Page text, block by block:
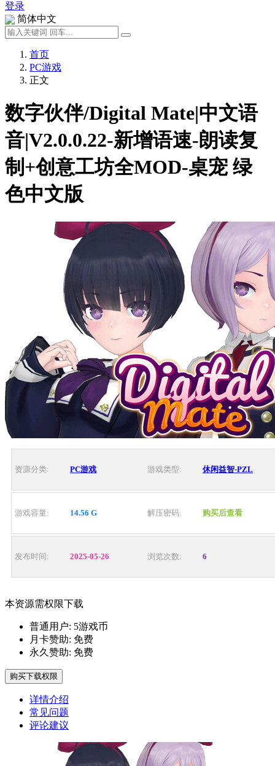
登录
简体中文
首页
PC游戏
正文
数字伙伴/Digital Mate|中文语
音|V2.0.0.22-新增语速-朗读复
制+创意工坊全MOD-桌宠 绿
色中文版
资源分类: PC游戏 游戏类型: 休闲益智-PZL
游戏容量: 14.56 G 解压密码: 购买后查看
发布时间: 2025-05-26 浏览次数: 6
本资源需权限下载
普通用户: 5游戏币
月卡赞助: 免费
永久赞助: 免费
购买下载权限
详情介绍
常见问题
评论建议